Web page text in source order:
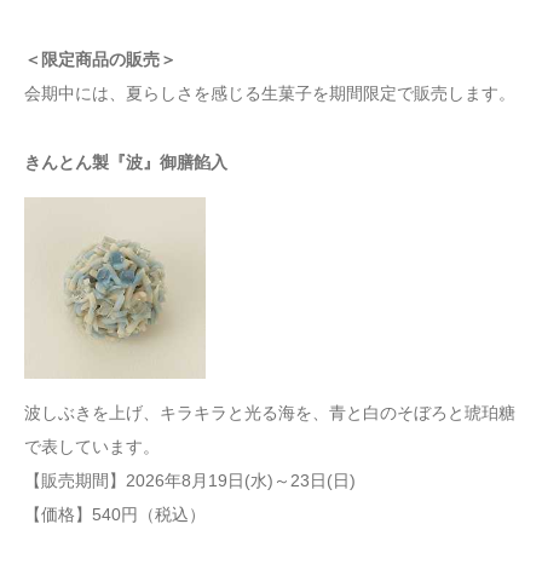
＜限定商品の販売＞
会期中には、夏らしさを感じる生菓子を期間限定で販売します。
きんとん製『波』御膳餡入
波しぶきを上げ、キラキラと光る海を、青と白のそぼろと琥珀糖
で表しています。
【販売期間】2026年8月19日(水)～23日(日)
【価格】540円（税込）